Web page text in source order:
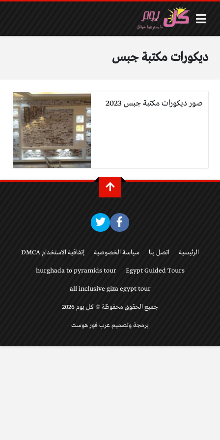
ديكورات مكتبة جبس
صور ديكورات مكتبة جبس 2023
الرئيسية اتصل بنا سياسة الخصوصية إتفاقية الاستخدام DMCA
Egypt Guided Tours
hurghada to pyramids tour
all inclusive giza egypt tour
جميع الحقوق محفوظة © كل يوم 2026
برمجة وتصميم عرب فور هوست